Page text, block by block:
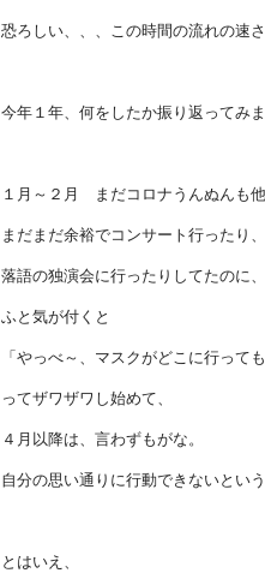
恐ろしい、、、この時間の流れの速
今年１年、何をしたか振り返ってみま
１月～２月 まだコロナうんぬんも他
まだまだ余裕でコンサート行ったり、
落語の独演会に行ったりしてたのに、
ふと気が付くと
「やっべ～、マスクがどこに行って
ってザワザワし始めて、
４月以降は、言わずもがな。
自分の思い通りに行動できないとい
とはいえ、